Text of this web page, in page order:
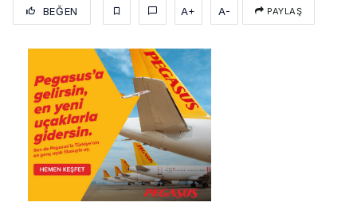
BEĞEN A+ A- PAYLAŞ